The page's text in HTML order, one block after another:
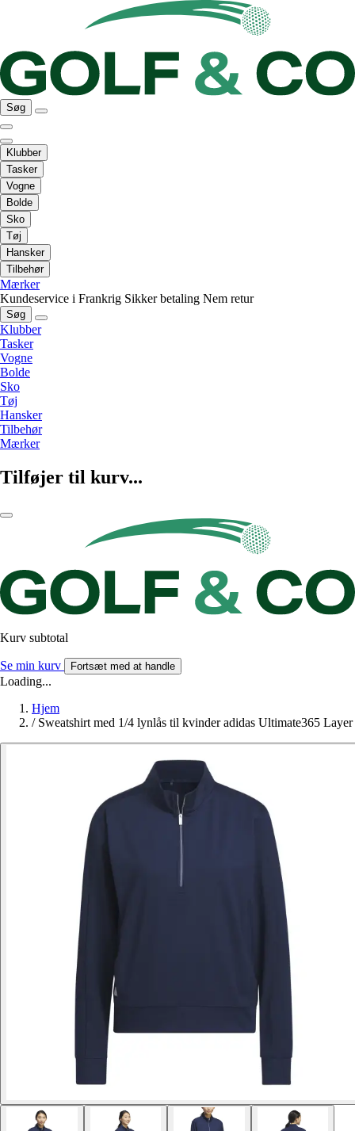
Søg
Klubber
Tasker
Vogne
Bolde
Sko
Tøj
Hansker
Tilbehør
Mærker
Kundeservice i Frankrig Sikker betaling Nem retur
Søg
Klubber
Tasker
Vogne
Bolde
Sko
Tøj
Hansker
Tilbehør
Mærker
Tilføjer til kurv...
Kurv subtotal
Se min kurv Fortsæt med at handle
Loading...
Hjem
/ Sweatshirt med 1/4 lynlås til kvinder adidas Ultimate365 Layer